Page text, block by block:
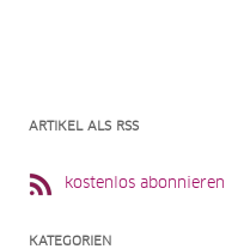
ARTIKEL ALS RSS
kostenlos abonnieren
KATEGORIEN